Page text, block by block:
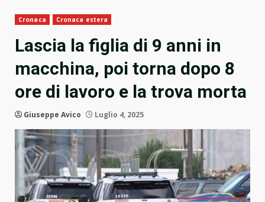
Cronaca Cronaca estera
Lascia la figlia di 9 anni in
macchina, poi torna dopo 8
ore di lavoro e la trova morta
Giuseppe Avico Luglio 4, 2025